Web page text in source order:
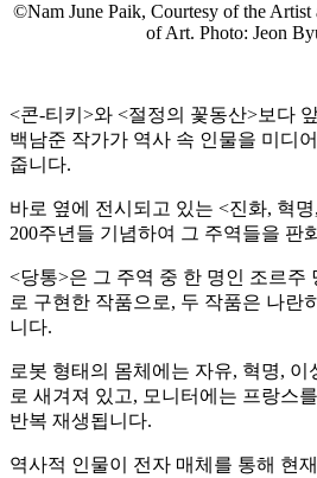
©Nam June Paik, Courtesy of the
of Art. Photo: Jeon
<콘-티키>와 <절정의 꽃동산>보다
백남준 작가가 역사 속 인물을 미디
줍니다.
바로 옆에 전시되고 있는 <진화, 혁
200주년들 기념하여 그 주역들을 판
<당통>은 그 주역 중 한 명인 조르주
로 구현한 작품으로, 두 작품은 나란
니다.
로봇 형태의 몸체에는 자유, 혁명,
로 새겨져 있고, 모니터에는 프랑스
반복 재생됩니다.
역사적 인물이 전자 매체를 통해 현